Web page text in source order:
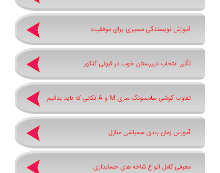
آموزش نویسندگی مسیری برای موفقیت
تأثیر انتخاب دبیرستان خوب در قبولی کنکور
تفاوت گوشی سامسونگ سری ‏M‏ و ‏A نکاتی که باید بدانیم
آموزش زمان بندی سمپاشی منازل
معرفی کامل انواع شاخه های حسابداری